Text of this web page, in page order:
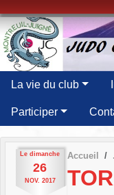
La vie du club
Participer
Le dimanche
26
NOV. 2017
Accueil